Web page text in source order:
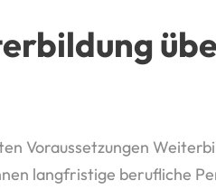
Voraussetzungen
langfristige berufliche